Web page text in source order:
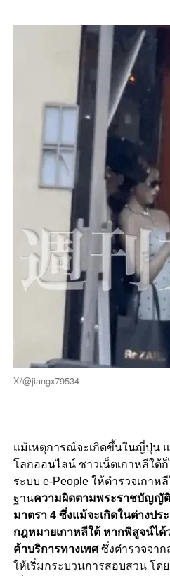
X/@jiangx79534
แม้เหตุการณ์จะเกิดขึ้นในญี่ปุ่น แ
โลกออนไลน์ ชาวเน็ตเกาหลีใต้
ระบบ e-People ให้ตำรวจเกาห
ฐานความผิดตามพระราชบัญญั
มาตรา 4 ซึ่งแม้จะเกิดในต่างปร
กฎหมายเกาหลีใต้ หากพิสูจน์ไ
ค้าบริการทางเพศซึ่งตำรวจจา
ให้เริ่มกระบวนการสอบสวน โด